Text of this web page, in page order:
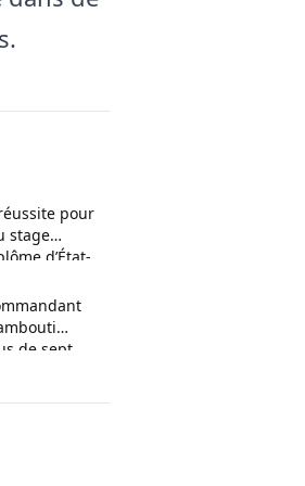
pour
stage
d’État-
de sept